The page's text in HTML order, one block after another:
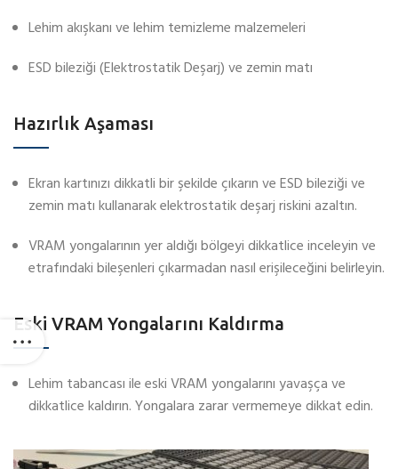
Lehim akışkanı ve lehim temizleme malzemeleri
ESD bileziği (Elektrostatik Deşarj) ve zemin matı
Hazırlık Aşaması
Ekran kartınızı dikkatli bir şekilde çıkarın ve ESD bileziği ve
zemin matı kullanarak elektrostatik deşarj riskini azaltın.
VRAM yongalarının yer aldığı bölgeyi dikkatlice inceleyin ve
etrafındaki bileşenleri çıkarmadan nasıl erişileceğini belirleyin.
Eski VRAM Yongalarını Kaldırma
Lehim tabancası ile eski VRAM yongalarını yavaşça ve
dikkatlice kaldırın. Yongalara zarar vermemeye dikkat edin.